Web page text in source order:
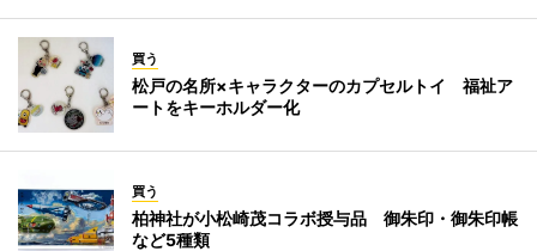
買う
松戸の名所×キャラクターのカプセルトイ 福祉ア
ートをキーホルダー化
買う
柏神社が小松崎茂コラボ授与品 御朱印・御朱印帳
など5種類